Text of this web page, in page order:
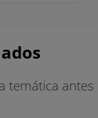
temática antes